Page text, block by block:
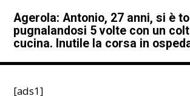
Agerola: Antonio, 27 anni, si è
pugnalandosi 5 volte con un
cucina. Inutile la corsa in
[ads1]